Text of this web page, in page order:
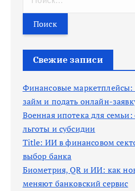
т
и
Свежие записи
Финансовые
займ и подать онлайн-
Военная ипотека для
льготы и субсидии
Title: ИИ в финансовом
выбор банка
Биометрия, QR и ИИ: как
меняют банковский сервис